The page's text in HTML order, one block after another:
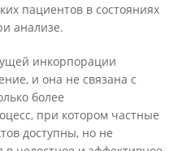
пациентов в состояниях
анализе.
инкорпорации
и она не связана с
более
при котором частные
доступны, но не